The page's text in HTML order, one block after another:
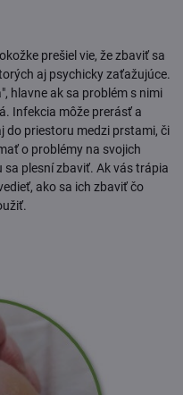
prešiel vie, že zbaviť sa
aj psychicky zaťažujúce.
hlavne ak sa problém s nimi
Infekcia môže prerásť a
do priestoru medzi prstami, či
o problémy na svojich
plesní zbaviť. Ak vás trápia
ako sa ich zbaviť čo